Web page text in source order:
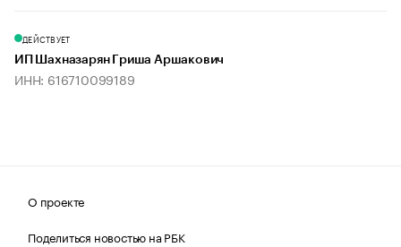
ДЕЙСТВУЕТ
ИП Шахназарян Гриша Аршакович
ИНН: 616710099189
О проекте
Поделиться новостью на РБК